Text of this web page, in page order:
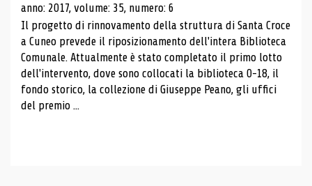
anno: 2017, volume: 35, numero: 6
Il progetto di rinnovamento della struttura di Santa Croce
a Cuneo prevede il riposizionamento dell'intera Biblioteca
Comunale. Attualmente è stato completato il primo lotto
dell'intervento, dove sono collocati la biblioteca 0-18, il
fondo storico, la collezione di Giuseppe Peano, gli uffici
del premio ...